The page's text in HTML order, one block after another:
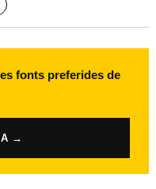
fonts preferides de
→